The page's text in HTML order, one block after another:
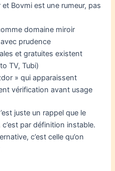
Bovmi est une rumeur, pas
domaine miroir
prudence
et gratuites existent
TV, Tubi)
» qui apparaissent
vérification avant usage
juste un rappel que le
par définition instable.
c’est celle qu’on